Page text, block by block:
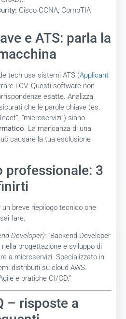
Cisco CCNA, CompTIA
e ATS: parla la
tech usa sistemi ATS (Applicant
i CV. Questi software non
esatte. Analizza
che le parole chiave (es.
“microservizi”) siano
. La mancanza di una
causare la tua esclusione
professionale: 3
un breve riepilogo tecnico che
fare.
Developer): “Backend Developer
progettazione e sviluppo di
a microservizi. Specializzato in
distribuiti su cloud AWS.
e pratiche CI/CD.”
– risposte a